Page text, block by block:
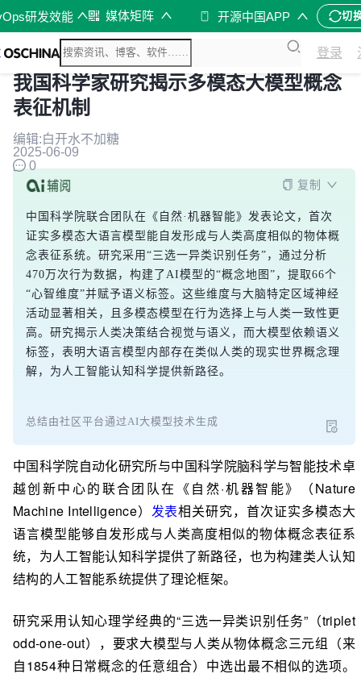
研发效能 媒体矩阵 开源中国APP 切
登录
我国科学家研究揭示多模态大模型概念
表征机制
编辑:白开水不加糖
2025-06-09
0
复制
中国科学院联合团队在《自然·机器智能》发表论文，首次
证实多模态大语言模型能自发形成与人类高度相似的物体概
念表征系统。研究采用“三选一异类识别任务”，通过分析
470万次行为数据，构建了AI模型的“概念地图”，提取66个
“心智维度”并赋予语义标签。这些维度与大脑特定区域神经
活动显著相关，且多模态模型在行为选择上与人类一致性更
高。研究揭示人类决策结合视觉与语义，而大模型依赖语义
标签，表明大语言模型内部存在类似人类的现实世界概念理
解，为人工智能认知科学提供新路径。
总结由社区平台通过AI大模型技术生成
中国科学院自动化研究所与中国科学院脑科学与智能技术卓
越创新中心的联合团队在《自然·机器智能》（Nature
Machine Intelligence） 发表相关研究，首次证实多模态大
语言模型能够自发形成与人类高度相似的物体概念表征系
统，为人工智能认知科学提供了新路径，也为构建类人认知
结构的人工智能系统提供了理论框架。
研究采用认知心理学经典的“三选一异类识别任务”（triplet
odd-one-out），要求大模型与人类从物体概念三元组（来
自1854种日常概念的任意组合）中选出最不相似的选项。